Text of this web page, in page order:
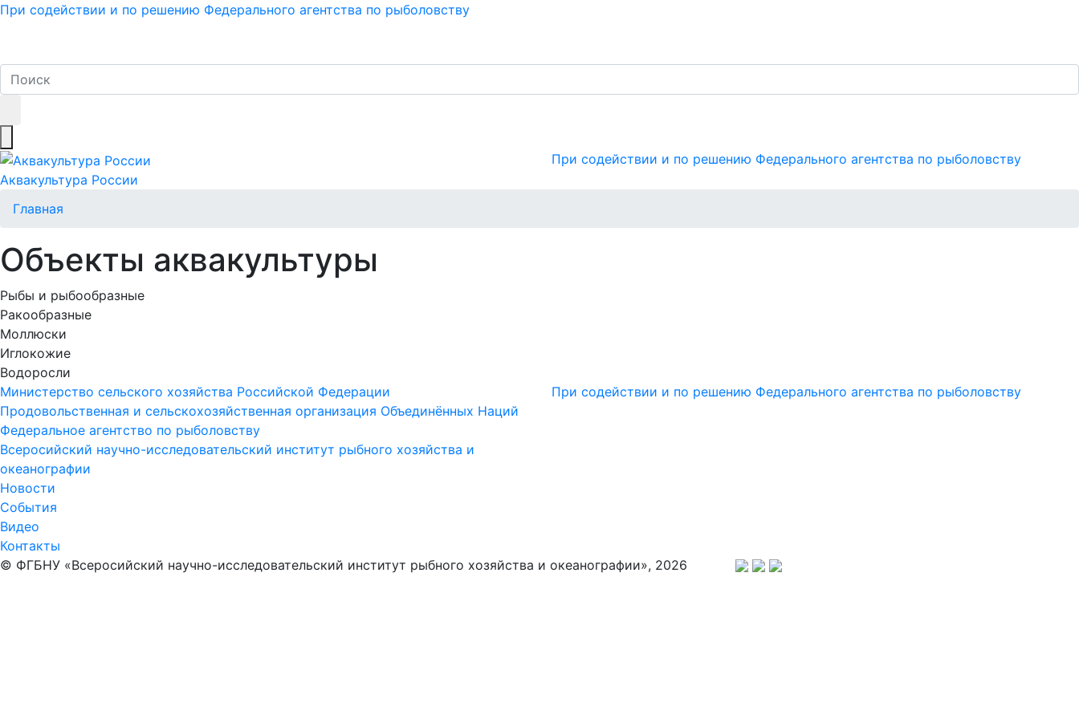
При содействии и по решению Федерального агентства по рыболовству
Аквакультура России
При содействии и по решению Федерального агентства по рыболовству
Главная
Объекты аквакультуры
Рыбы и рыбообразные
Ракообразные
Моллюски
Иглокожие
Водоросли
Министерство сельского хозяйства Российской Федерации
Про­до­воль­ст­вен­ная и сель­ско­хо­зяй­ст­вен­ная ор­га­ни­за­ция Объ­е­ди­нён­ных На­ций
Федеральное агентство по рыболовству
Всеросийский научно-исследовательский институт рыбного хозяйства и
океанографии
При содействии и по решению Федерального агентства по рыболовству
Новости
События
Видео
Контакты
© ФГБНУ «Всеросийский научно-исследовательский институт рыбного хозяйства и океанографии», 2026